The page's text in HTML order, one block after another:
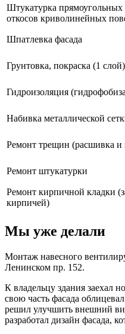
Штукатурка прямоугольных
откосов криволинейных
Шпатлевка фасада
Грунтовка, покраска (1
Гидроизоляция
Набивка металлической
Ремонт трещин (расшивка и
Ремонт штукатурки
Ремонт кирпичной кладки
кирпичей)
Мы уже делали
Монтаж навесного
Ленинском пр. 152.
К владельцу здания заехал
свою часть фасада
решил улучшить внешний
разработал дизайн фасада,